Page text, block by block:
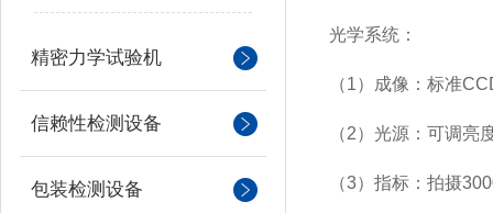
精密力学试验机
信赖性检测设备
包装检测设备
光学系统：
（1）成像：标准
（2）光源：可调
（3）指标：拍摄